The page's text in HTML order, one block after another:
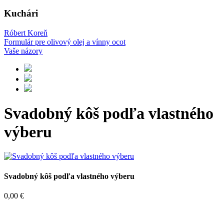
Kuchári
Róbert Koreň
Formulár pre olivový olej a vínny ocot
Vaše názory
Svadobný kôš podľa vlastného
výberu
Svadobný kôš podľa vlastného výberu
0,00 €